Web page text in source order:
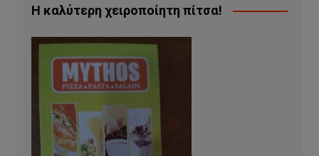
Η καλύτερη χειροποίητη πίτσα!